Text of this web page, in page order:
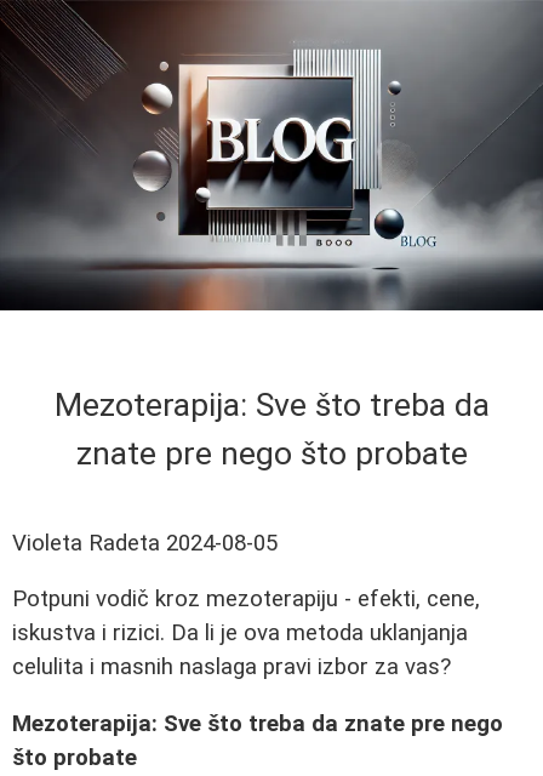
Mezoterapija: Sve što treba da
znate pre nego što probate
Violeta Radeta 2024-08-05
Potpuni vodič kroz mezoterapiju - efekti, cene,
iskustva i rizici. Da li je ova metoda uklanjanja
celulita i masnih naslaga pravi izbor za vas?
Mezoterapija: Sve što treba da znate pre nego
što probate